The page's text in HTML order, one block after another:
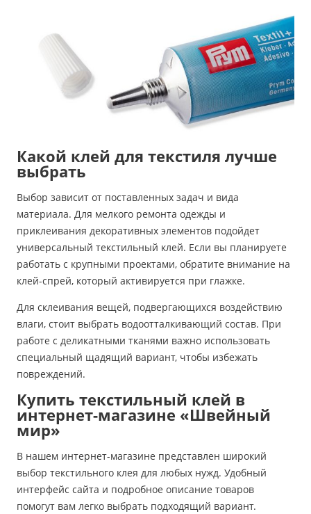
Какой клей для текстиля лучше
выбрать
Выбор зависит от поставленных задач и вида
материала. Для мелкого ремонта одежды и
приклеивания декоративных элементов подойдет
универсальный текстильный клей. Если вы планируете
работать с крупными проектами, обратите внимание на
клей-спрей, который активируется при глажке.
Для склеивания вещей, подвергающихся воздействию
влаги, стоит выбрать водоотталкивающий состав. При
работе с деликатными тканями важно использовать
специальный щадящий вариант, чтобы избежать
повреждений.
Купить текстильный клей в
интернет-магазине «Швейный
мир»
В нашем интернет-магазине представлен широкий
выбор текстильного клея для любых нужд. Удобный
интерфейс сайта и подробное описание товаров
помогут вам легко выбрать подходящий вариант.